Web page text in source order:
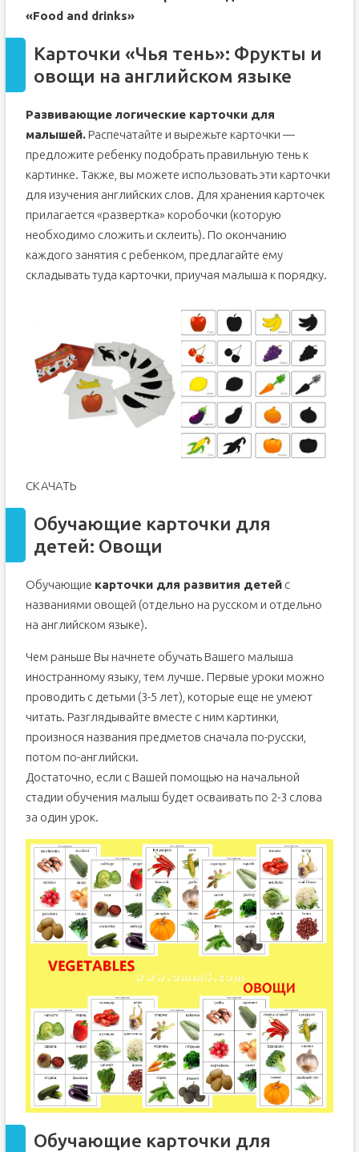
«Food and drinks»
Карточки «Чья тень»: Фрукты и
овощи на английском языке
Развивающие логические карточки для
малышей.Распечатайте и вырежьте карточки —
предложите ребенку подобрать правильную тень к
картинке. Также, вы можете использовать эти карточки
для изучения английских слов. Для хранения карточек
прилагается «развертка» коробочки (которую
необходимо сложить и склеить). По окончанию
каждого занятия с ребенком, предлагайте ему
складывать туда карточки, приучая малыша к порядку.
СКАЧАТЬ
Обучающие карточки для
детей: Овощи
Обучающие карточки для развития детейс
названиями овощей (отдельно на русском и отдельно
на английском языке).
Чем раньше Вы начнете обучать Вашего малыша
иностранному языку, тем лучше. Первые уроки можно
проводить с детьми (3-5 лет), которые еще не умеют
читать. Разглядывайте вместе с ним картинки,
произнося названия предметов сначала по-русски,
потом по-английски.
Достаточно, если с Вашей помощью на начальной
стадии обучения малыш будет осваивать по 2-3 слова
за один урок.
Обучающие карточки для